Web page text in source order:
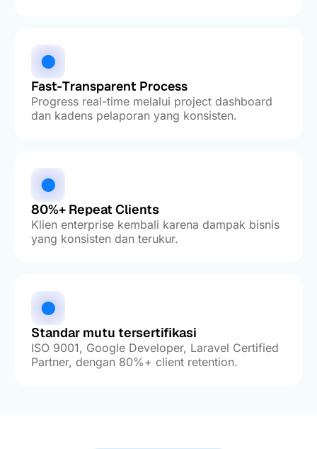
Fast-Transparent Process
Progress real-time melalui project dashboard
dan kadens pelaporan yang konsisten.
80%+ Repeat Clients
Klien enterprise kembali karena dampak bisnis
yang konsisten dan terukur.
Standar mutu tersertifikasi
ISO 9001, Google Developer, Laravel Certified
Partner, dengan 80%+ client retention.